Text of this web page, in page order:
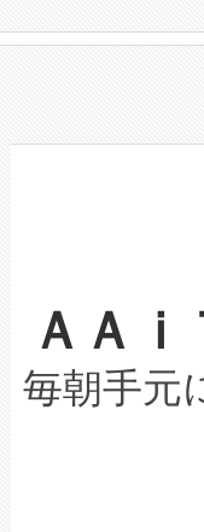
構造化ト
上げおよ
設備整備
加組織は
選定され
取得でき
設には、
最高経営
す。「当
ームを利
安全性を
増加して
る電力網
事業者の
系統連系
限を超え
持できる
ービスレ
テリー性
念は、現
や穀物倉
リューシ
したAvia
狭視野の
ケーブル
なレーザ
な環境下
キロメー
LiDAR for
は1535
イズの小
ＡＡ
毎朝手元